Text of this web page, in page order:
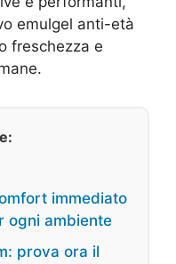
emulgel anti-età
freschezza e
immediato
ogni ambiente
prova ora il